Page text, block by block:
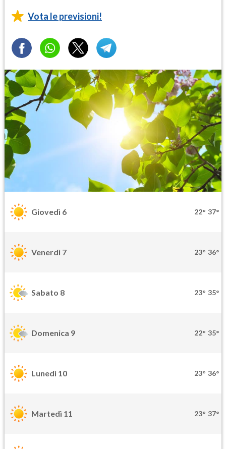
Vota le previsioni!
Giovedì 6 22° 37°
Venerdì 7 23° 36°
Sabato 8 23° 35°
Domenica 9 22° 35°
Lunedì 10 23° 36°
Martedì 11 23° 37°